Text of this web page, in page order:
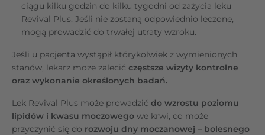
ciągu kilku godzin do kilku tygodni od zażycia leku
Revival Plus. Jeśli nie zostaną odpowiednio leczone,
mogą prowadzić do trwałej utraty wzroku.
Jeśli u pacjenta wystąpił którykolwiek z wymienionych
stanów, lekarz może zalecić częstsze wizyty kontrolne
oraz wykonanie określonych badań.
Lek Revival Plus może prowadzić do wzrostu poziomu
lipidów i kwasu moczowego we krwi, co może
przyczynić się do rozwoju dny moczanowej – bolesnego